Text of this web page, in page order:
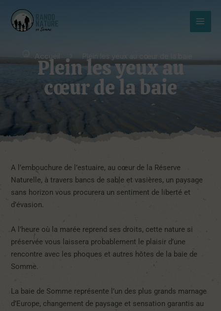
contenu
Accueil Plein les yeux au cœur de la baie
Plein les yeux au
cœur de la baie
A l’embouchure de l’estuaire, au cœur de la Réserve
Naturelle, à travers bancs de sable et vasières, un paysage
sans horizon vous procurera un sentiment de liberté et
d’évasion.
A l’heure où la marée reprend ses droits, cette nature si
préservée vous laissera probablement le plaisir d’une
rencontre avec les phoques et autres hôtes de la baie de
Somme.
La baie de Somme représente l’un des plus grands marnage
d’Europe, changement de paysage et sensation garantis au